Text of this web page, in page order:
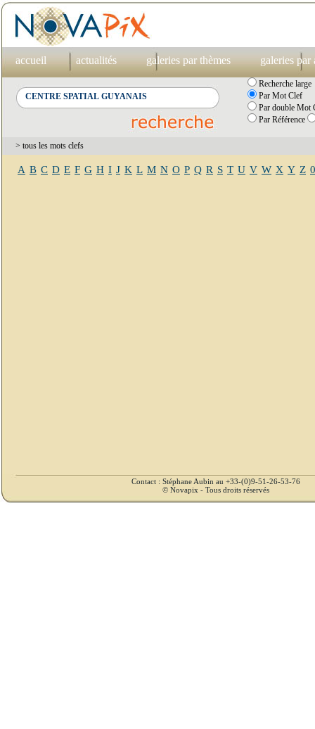
accueil actualités galeries par thèmes galeries par
Recherche large
Par Mot Clef
Par double Mot
Par Référence
> tous les mots clefs
A B C D E F G H I J K L M N O P Q R S T U V W X Y Z 0
Contact : Stéphane Aubin au +33-(0)9-51-26-53-76
© Novapix - Tous droits réservés